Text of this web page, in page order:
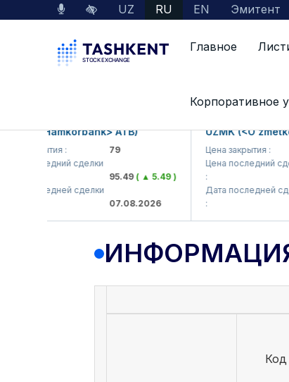
UZ RU EN Эмитент
Главное
Корпоративное
Информация о
(<Hamkorbank> ATB)
закрытия :
последний сделки
95.49( ▲ 5.49 )
последней сделки
07.08.2026
UZMK
Цена закрытия :
Цена последний сделки
Дата последней сделки